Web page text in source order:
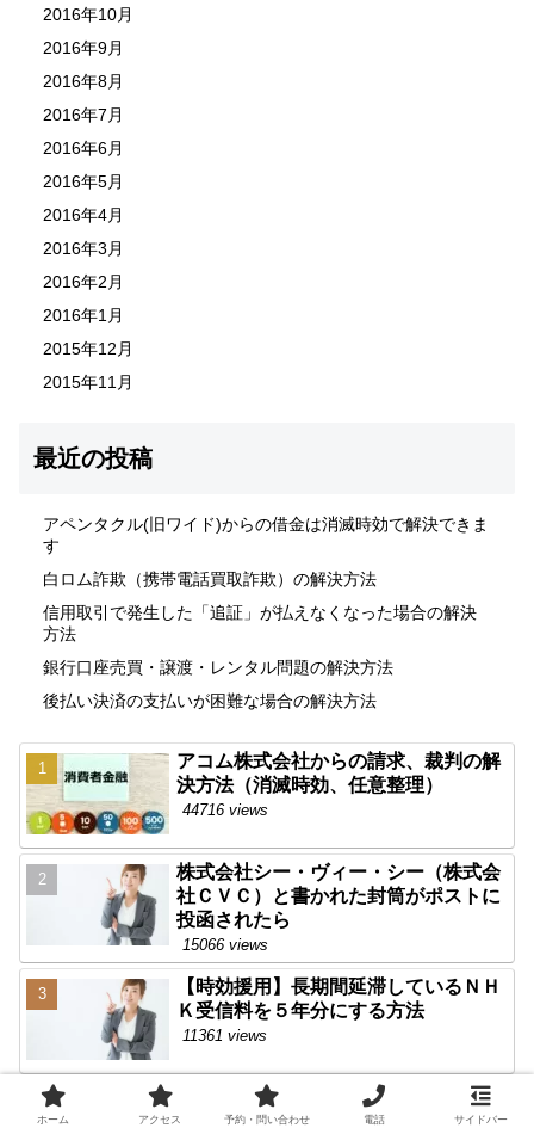
2016年10月
2016年9月
2016年8月
2016年7月
2016年6月
2016年5月
2016年4月
2016年3月
2016年2月
2016年1月
2015年12月
2015年11月
最近の投稿
アペンタクル(旧ワイド)からの借金は消滅時効で解決できま
す
白ロム詐欺（携帯電話買取詐欺）の解決方法
信用取引で発生した「追証」が払えなくなった場合の解決
方法
銀行口座売買・譲渡・レンタル問題の解決方法
後払い決済の支払いが困難な場合の解決方法
アコム株式会社からの請求、裁判の解
決方法（消滅時効、任意整理）
44716 views
株式会社シー・ヴィー・シー（株式会
社ＣＶＣ）と書かれた封筒がポストに
投函されたら
15066 views
【時効援用】長期間延滞しているＮＨ
Ｋ受信料を５年分にする方法
11361 views
【株式会社リベラルアセット】が東京
簡易裁判所に裁判を起こしてきた
ホーム アクセス 予約・問い合わせ 電話 サイドバー